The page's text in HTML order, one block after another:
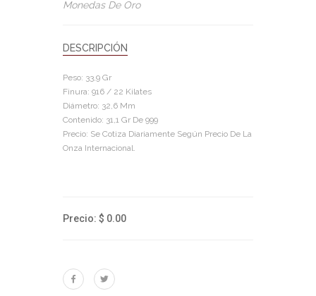
Monedas De Oro
DESCRIPCIÓN
Peso: 33,9 Gr
Finura: 916 / 22 Kilates
Diámetro: 32,6 Mm
Contenido: 31,1 Gr De 999
Precio: Se Cotiza Diariamente Según Precio De La
Onza Internacional.
Precio: $ 0.00